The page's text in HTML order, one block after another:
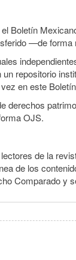
Boletín
—de
repositorio
en este
derechos
OJS.
de la
de los
Comparado y